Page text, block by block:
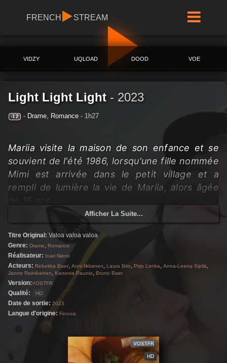
FRENCH STREAM
VIDZY UQLOAD DOOD VOE
Light Light Light - 2023
-12 - Drame, Romance - 1h27
Mariia visite la maison de son enfance et se
souvient de l'été 1986, lorsqu'une fille nommée
Mimi est arrivée dans le petit village et a
rempli de lumière la vie de Mariia, alors âgée
de 15 ans.
Afficher La Suite...
Titre Original: Valoa valoa valoa
Genre: Drame, Romance
Réalisateur: Inari Niemi
Acteurs: Rebekka Baer, Anni Iikkanen, Laura Birn, Pirjo Lonka, Anna-Leena Sipilä,
Janne Reinikainen, Kanerva Paunio, Bruno Baer
Version:VOSTFR
Qualité: HD
Date de sortie: 2023
Langue d'origine: Finnois
VOSTFR
HD